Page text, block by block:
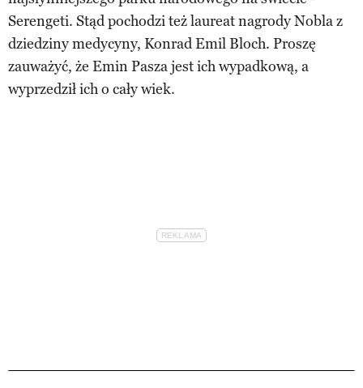
Serengeti. Stąd pochodzi też laureat nagrody Nobla z
dziedziny medycyny, Konrad Emil Bloch. Proszę
zauważyć, że Emin Pasza jest ich wypadkową, a
wyprzedził ich o cały wiek.